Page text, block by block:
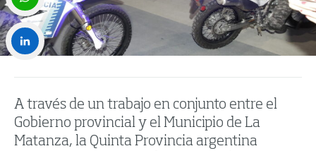
A través de un trabajo en conjunto entre el
Gobierno provincial y el Municipio de La
Matanza, la Quinta Provincia argentina
WhatsApp